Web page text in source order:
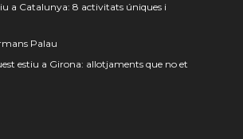
a Catalunya: 8 activitats úniques i
Palau
estiu a Girona: allotjaments que no et